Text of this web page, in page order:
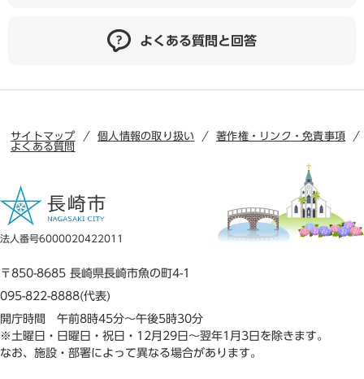
よくある質問と回答
サイトマップ 個人情報の取り扱い
著作権・リンク・免責事項
よくある質問
法人番号6000020422011
〒850-8685 長崎県長崎市魚の町4-1
095-822-8888(代表)
開庁時間 午前8時45分～午後5時30分
※土曜日・日曜日・祝日・12月29日～翌年1月3日を除きます。
なお、施設・部署によって異なる場合があります。